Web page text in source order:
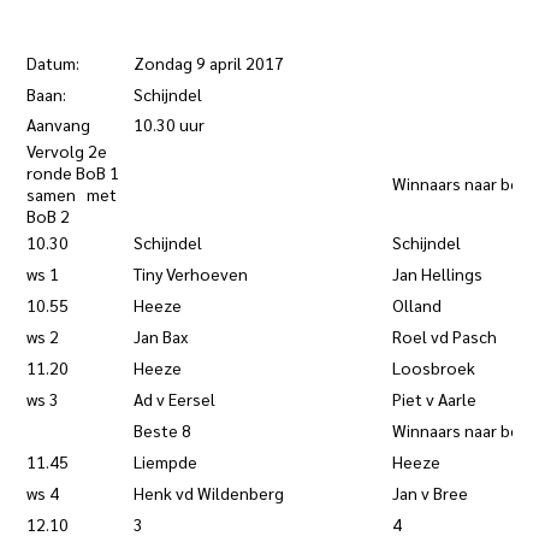
Datum:
Zondag 9 april 2017
Baan:
Schijndel
Aanvang
10.30 uur
Vervolg 2e
ronde BoB 1
samen met
BoB 2
Winnaars naar
10.30 Schijndel
Schijndel
ws 1
Tiny Verhoeven
Jan Hellings
10.55
Heeze
Olland
ws 2
Jan Bax
Roel vd Pasch
11.20
Heeze
Loosbroek
ws 3
Ad v Eersel
Piet v Aarle
Beste 8
Winnaars naar
11.45
Liempde
Heeze
ws 4
Henk vd Wildenberg
Jan v Bree
12.10
3
4